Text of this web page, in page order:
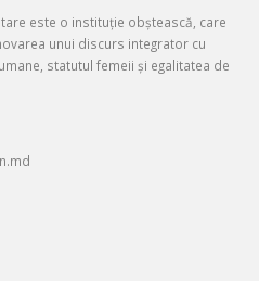
este o instituție obștească, care
unui discurs integrator cu
statutul femeii și egalitatea de